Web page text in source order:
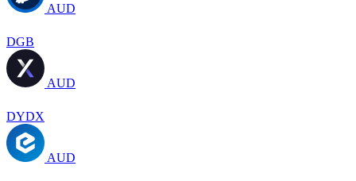
AUD
DGB
AUD
DYDX
AUD